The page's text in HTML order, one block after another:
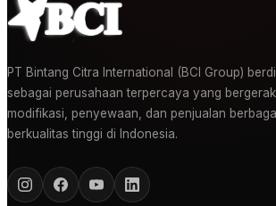
PT Bintang Citra International (BCI Group)
sebagai perusahaan terpercaya yang
modifikasi, penyewaan, dan penjualan
berkualitas tinggi di Indonesia.